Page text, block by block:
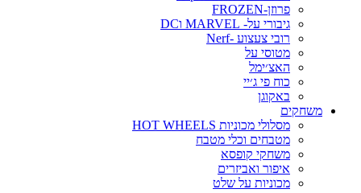
פרוזן-FROZEN
גיבורי על- MARVEL וDC
רובי צעצוע -Nerf
מטוסי על
האצ׳ימל
כוח פי ג׳יי
באקוגן
משחקים
מסלולי מכוניות HOT WHEELS
מטבחים וכלי מטבח
משחקי קופסא
איפור ואביזרים
מכוניות על שלט